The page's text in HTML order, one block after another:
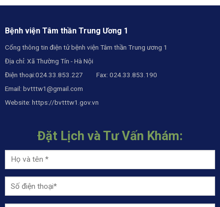
Bệnh viện Tâm thần Trung Ương 1
Cổng thông tin điện tử bệnh viện Tâm thần Trung ương 1
Địa chỉ: Xã Thường Tín - Hà Nội
Điện thoại:024.33.853.227 Fax: 024.33.853.190
Email: bvtttw1@gmail.com
Website: https://bvtttw1.gov.vn
Đặt Lịch và Tư Vấn Khám: